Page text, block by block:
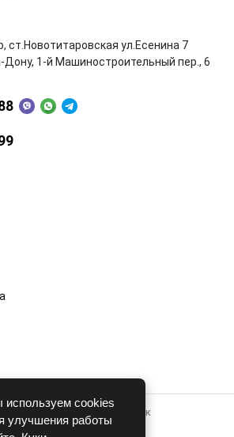
ст.Новотитаровская ул.Есенина 7
Дону, 1-й Машиностроительный пер., 6
на системе для авторазборок
CARRO.БИЗНЕС
cookies
улучшения работы